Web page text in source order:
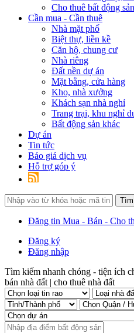
Cho thuê bất động
Cần mua - Cần thuê
Nhà mặt phố
Biệt thự, liền kề
Căn hộ, chung cư
Nhà riêng
Đất nền dự án
Mặt bằng, cửa hàng
Kho, nhà xưởng
Khách sạn nhà nghỉ
Trang trại, khu nghỉ
Bất động sản khác
Dự án
Tin tức
Báo giá dịch vụ
Hỗ trợ góp ý
Đăng tin Mua - Bán - Cho
Đăng ký
Đăng nhập
Tìm kiếm nhanh chóng - tiện ích
bán nhà đất | cho thuê nhà đất